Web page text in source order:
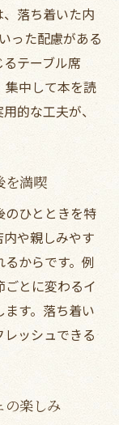
落ち着いた内
った配慮がある
テーブル席
集中して本を読
的な工夫が、
を満喫
のひとときを特
や親しみやす
からです。例
とに変わるイ
す。落ち着い
ッシュできる
の楽しみ